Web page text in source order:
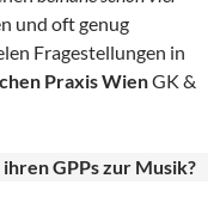
und oft genug
Fragestellungen in
Praxis WienGK &
GPPs zur Musik?